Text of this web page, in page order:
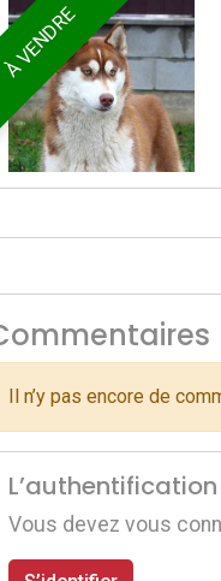
À VENDRE
Il n’y pas encore de
Vous devez vous